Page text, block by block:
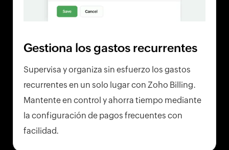
Gestiona los gastos recurrentes
Supervisa y organiza sin esfuerzo los gastos
recurrentes en un solo lugar con Zoho Billing.
Mantente en control y ahorra tiempo mediante
la configuración de pagos frecuentes con
facilidad.